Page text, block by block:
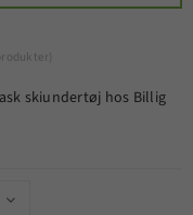
skiundertøj hos Billig